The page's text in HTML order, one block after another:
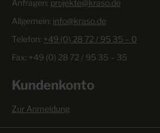
Anfragen: projekte@kraso.de
Allgemein: info@kraso.de
Telefon: +49 (0) 28 72 / 95 35 – 0
Fax: +49 (0) 28 72 / 95 35 – 35
Kundenkonto
Zur Anmeldung